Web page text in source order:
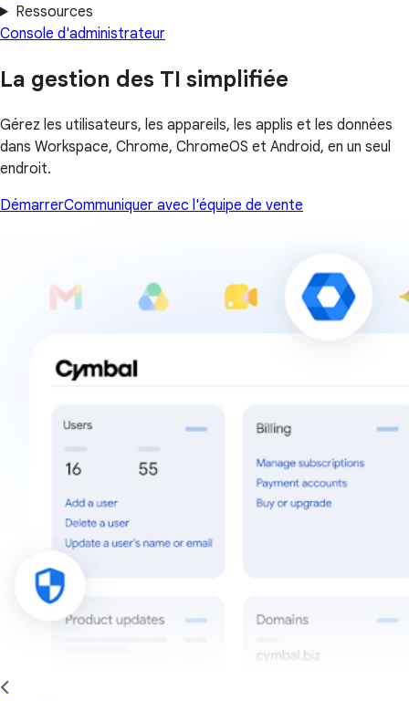
Ressources
Console d'administrateur
La gestion des TI simplifiée
Gérez les utilisateurs, les appareils, les applis et les données
dans Workspace, Chrome, ChromeOS et Android, en un seul
endroit.
DémarrerCommuniquer avec l'équipe de vente